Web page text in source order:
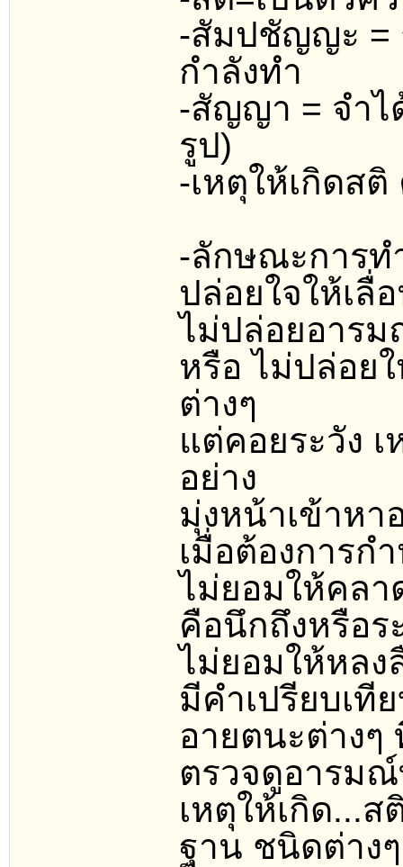
-สัมปชัญญะ =
กำลังทำ
-สัญญา = จำไ
รูป)
-เหตุให้เกิดส
-ลักษณะการท
ปล่อยใจให้เลื่
ไม่ปล่อยอารม
หรือ ไม่ปล่อย
ต่างๆ
แต่คอยระวัง
อย่าง
มุ่งหน้าเข้าห
เมื่อต้องการก
ไม่ยอมให้คลา
คือนึกถึงหรือร
ไม่ยอมให้หลง
มีคำเปรียบเที
อายตนะต่างๆ
ตรวจดูอารม
เหตุให้เกิด...
ฐาน ชนิดต่างๆ